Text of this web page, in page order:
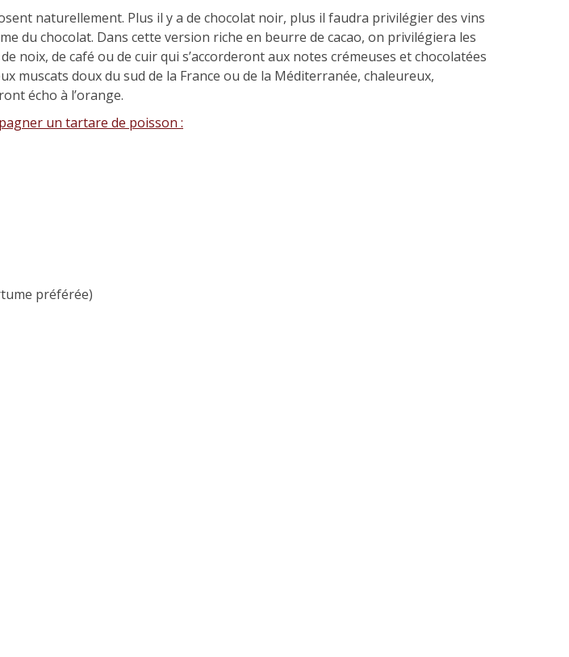
naturellement. Plus il y a de chocolat noir, plus il faudra privilégier des vins
du chocolat. Dans cette version riche en beurre de cacao, on privilégiera les
noix, de café ou de cuir qui s’accorderont aux notes crémeuses et chocolatées
muscats doux du sud de la France ou de la Méditerranée, chaleureux,
écho à l’orange.
un tartare de poisson :
préférée)